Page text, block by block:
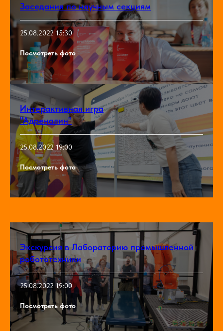
Заседания по научным секциям
25.08.2022 15:30
Посмотреть фото
Интерактивная игра
"Адреналин"
25.08.2022 19:00
Посмотреть фото
Экскурсия в Лабораторию промышленной
робототехники
25.08.2022 19:00
Посмотреть фото